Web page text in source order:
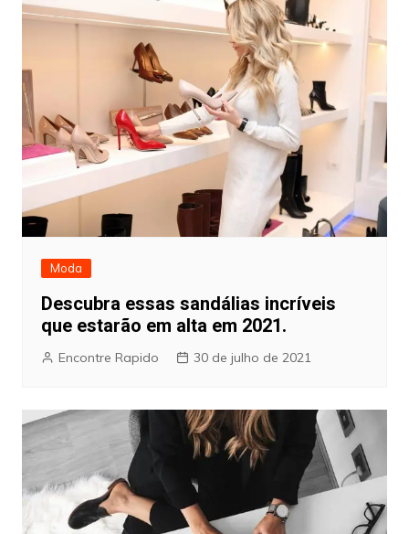
Moda
Descubra essas sandálias incríveis
que estarão em alta em 2021.
Encontre Rapido 30 de julho de 2021